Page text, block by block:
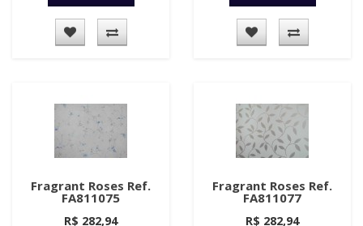
Fragrant Roses Ref.
FA811075
R$ 282,94
Fragrant Roses Ref.
FA811077
R$ 282,94